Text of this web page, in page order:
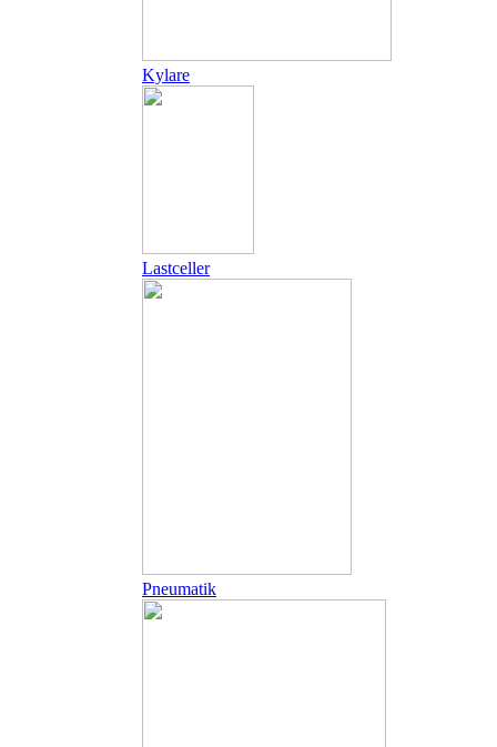
Kylare
Lastceller
Pneumatik